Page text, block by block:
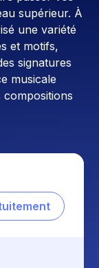
supérieur. À
une variété
et motifs,
signatures
musicale